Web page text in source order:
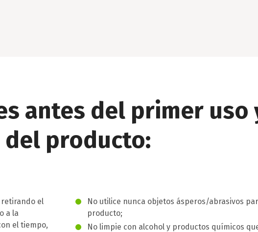
antes del primer uso
producto:
retirando el
a la
el tiempo,
No utilice nunca objetos ásperos/abrasivos
producto;
No limpie con alcohol y productos químicos